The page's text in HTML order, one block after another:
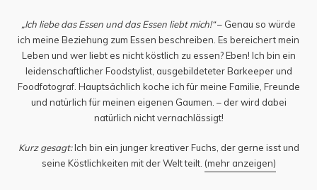
„Ich liebe das Essen und das Essen liebt mich!“– Genau so würde
ich meine Beziehung zum Essen beschreiben. Es bereichert mein
Leben und wer liebt es nicht köstlich zu essen? Eben! Ich bin ein
leidenschaftlicher Foodstylist, ausgebildeteter Barkeeper und
Foodfotograf. Hauptsächlich koche ich für meine Familie, Freunde
und natürlich für meinen eigenen Gaumen. – der wird dabei
natürlich nicht vernachlässigt!
Kurz gesagt:Ich bin ein junger kreativer Fuchs, der gerne isst und
seine Köstlichkeiten mit der Welt teilt. (mehr anzeigen)